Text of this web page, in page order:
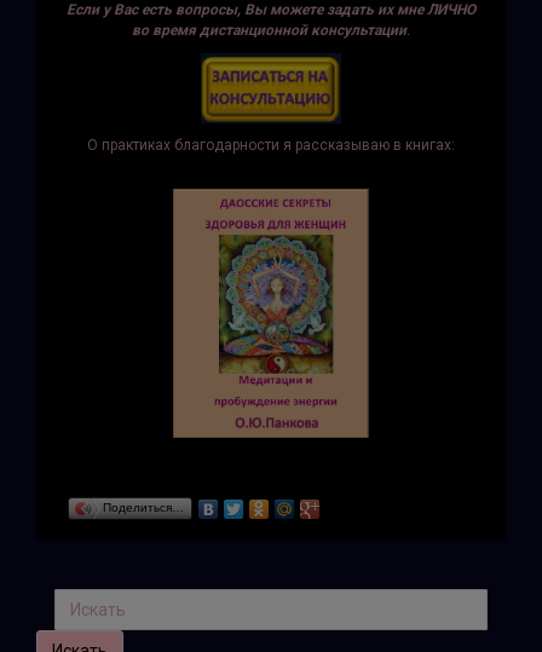
Если у Вас есть вопросы, Вы можете задать их мне ЛИЧНО
во время дистанционной консультации.
О практиках благодарности я рассказываю в книгах:
Поделиться…